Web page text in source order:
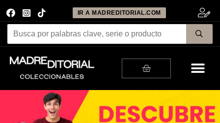
IR A MADREDITORIAL.COM
Cart